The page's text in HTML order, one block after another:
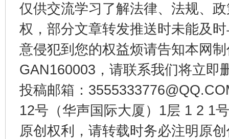
仅供交流学习了解法律、法规、
权，部分文章转发推送时未能及
意侵犯到您的权益烦请告知本网
GAN160003，请联系我们将立即
投稿邮箱：
12号（华声国际大厦）1层 1 2 1
原创权利，请转载时务必注明原
千年窑火 生生不息